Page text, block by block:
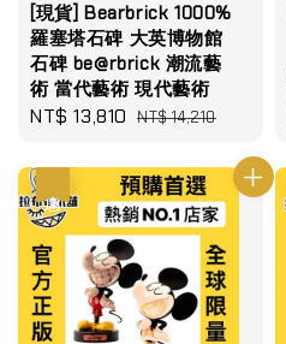
[現貨] Bearbrick 1000%
羅塞塔石碑 大英博物館
石碑 be@rbrick 潮流藝
術 當代藝術 現代藝術
Sale
NT$ 13,810 Regular
NT$ 14,210